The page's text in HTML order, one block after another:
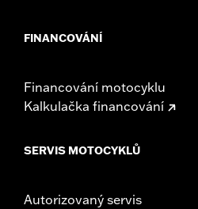
FINANCOVÁNÍ
Financování motocyklu
Kalkulačka financování
SERVIS MOTOCYKLŮ
Autorizovaný servis